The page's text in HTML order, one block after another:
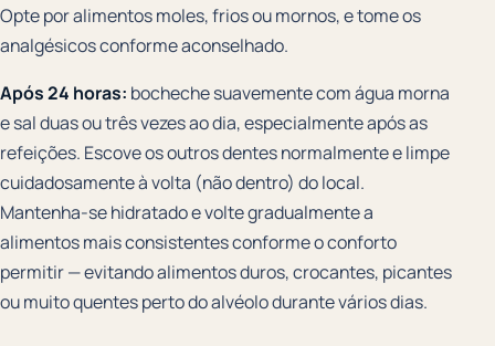
Opte por alimentos moles, frios ou mornos, e tome os
analgésicos conforme aconselhado.
Após 24 horas: bocheche suavemente com água morna
e sal duas ou três vezes ao dia, especialmente após as
refeições. Escove os outros dentes normalmente e limpe
cuidadosamente à volta (não dentro) do local.
Mantenha-se hidratado e volte gradualmente a
alimentos mais consistentes conforme o conforto
permitir — evitando alimentos duros, crocantes, picantes
ou muito quentes perto do alvéolo durante vários dias.